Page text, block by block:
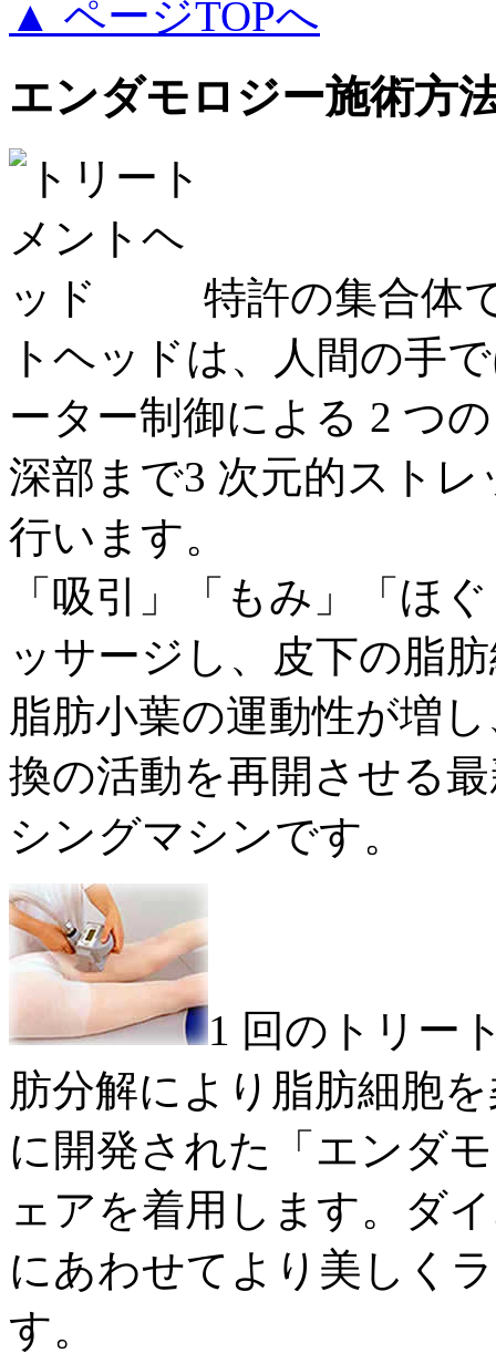
▲ ページTOPへ
エンダモロジー施術方
特許の集合体
トヘッドは、人間の手
ーター制御による 2 つ
深部まで3 次元的スト
行います。
「吸引」「もみ」「ほ
ッサージし、皮下の脂
脂肪小葉の運動性が増
換の活動を再開させる
シングマシンです。
1 回のトリー
肪分解により脂肪細胞
に開発された「エンダ
ェアを着用します。ダ
にあわせてより美しく
す。